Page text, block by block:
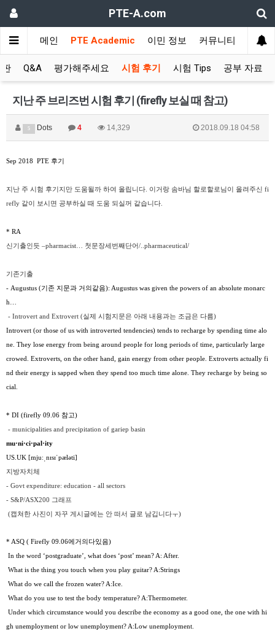
PTE-A.com
메인 PTE Academic 이민 정보 커뮤니티
판 Q&A 평가해주세요 시험 후기 시험 Tips 공부 자료
지난 주 브리즈번 시험 후기 (firefly 보실 때 참고)
5 Dots 4 14,329 2018.09.18 04:58
Sep 2018 PTE 후기
지난 주 시험 후기지만 도움될까 하여 올립니다. 이거랑 솜바님 할로할로님이 올려주신 fi
refly 같이 보시면 공부하실 때 도움 되실꺼 같습니다.
* RA
신기출인듯 –pharmacist… 첫문장세번째단어/..pharmaceutical/
기존기출
- Augustus (기존 지문과 거의같음): Augustus was given the powers of an absolute monarc
h
- Introvert and Extrovert (실제 시험지문은 아래 내용과는 조금은 다름)
Introvert (or those of us with introverted tendencies) tends to recharge by spending time alo
ne. They lose energy from being around people for long periods of time, particularly large
crowed. Extroverts, on the other hand, gain energy from other people. Extroverts actually fi
nd their energy is sapped when they spend too much time alone. They recharge by being so
cial.
* DI (firefly 09.06 참고)
- municipalities and precipitation of gariep basin
mu·ni·ci·pal·ity
US.UK [mjuːˌnɪsɪˈpæləti]
지방자치체
- Govt expenditure: education - all sectors
- S&P/ASX200 그래프
(캡쳐한 사진이 자꾸 게시글에는 안 떠서 글로 남깁니다ㅜ)
* ASQ ( Firefly 09.06에거의다있음)
In the word ‘postgraduate’, what does ‘post’ mean? A: After.
What is the thing you touch when you play guitar? A:Strings
What do we call the frozen water? A:Ice.
What do you use to test the body temperature? A:Thermometer.
Under which circumstance would you describe the economy as a good one, the one with hi
gh unemployment or low unemployment? A:Low unemployment.